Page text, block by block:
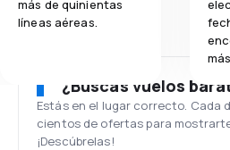
más de quinientas
líneas aéreas.
¿Buscas vuelos
Estás en el lugar correcto. Cada
cientos de ofertas para
¡Descúbrelas!